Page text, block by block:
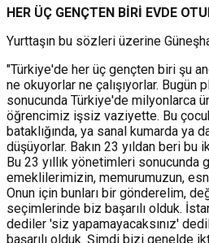
HER ÜÇ GENÇTEN BİRİ EVDE
Yurttaşın bu sözleri üzerine
"Türkiye'de her üç gençten biri şu
ne okuyorlar ne çalışıyorlar. Bugün
sonucunda Türkiye'de milyonlarca
öğrencimiz işsiz vaziyette. Bu
bataklığında, ya sanal kumarda ya
düşüyorlar. Bakın 23 yıldan beri bu
Bu 23 yıllık yönetimleri sonucunda
emeklilerimizin, memurumuzun,
Onun için bunları bir gönderelim,
seçimlerinde biz başarılı olduk.
dediler 'siz yapamayacaksınız'
başarılı olduk. Şimdi bizi genelde